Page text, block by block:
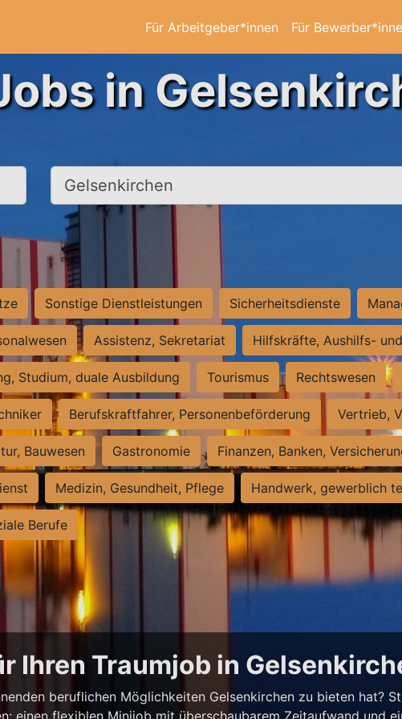
Für Arbeitgeber*innen Für
in
Ort, Stadt
Sonstige Dienstleistungen Sicherheitsdienste
Assistenz, Sekretariat Hilfskräfte, Aushilfs-
Studium, duale Ausbildung Tourismus Rechtswesen
Berufskraftfahrer, Personenbeförderung Vertrieb,
Bauwesen Gastronomie Finanzen, Banken,
Medizin, Gesundheit, Pflege Handwerk, gewerblich
Berufe
Ihren Traumjob in
beruflichen Möglichkeiten Gelsenkirchen zu bieten hat?